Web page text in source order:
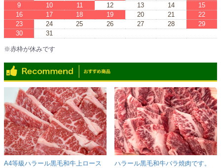
9
10 11 12 13 14
15
16
17 18 19 20 21
22
23
24 25 26 27 28
29
30
31
※赤枠が休みです
A4等級ハラール黒毛和牛上ロース
ハラール黒毛和牛バラ焼肉です。